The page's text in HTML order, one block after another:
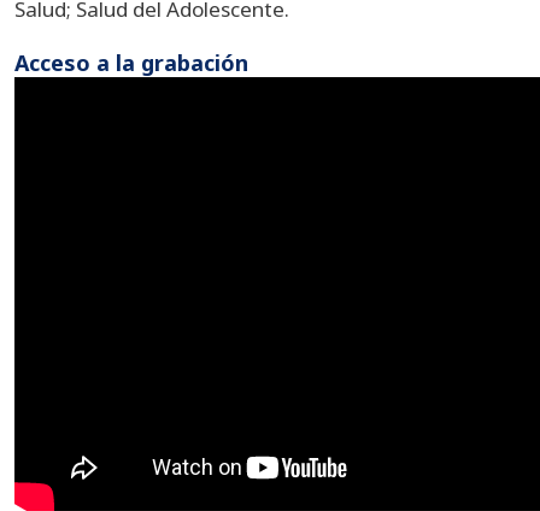
Salud; Salud del Adolescente.
Acceso a la grabación